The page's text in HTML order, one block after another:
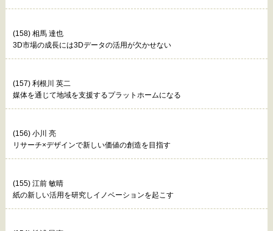
(158) 相馬 達也
3D市場の成長には3Dデータの活用が欠かせない
(157) 利根川 英二
媒体を通じて地域を支援するプラットホームになる
(156) 小川 亮
リサーチ×デザインで新しい価値の創造を目指す
(155) 江前 敏晴
紙の新しい活用を研究しイノベーションを起こす